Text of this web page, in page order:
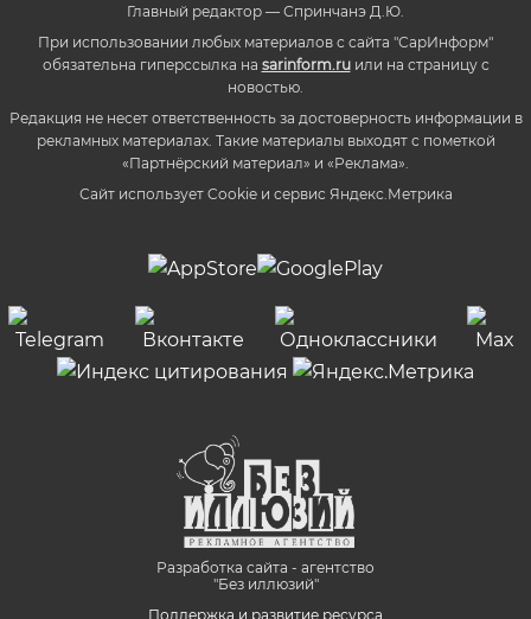
Главный редактор — Спринчанэ Д.Ю.
При использовании любых материалов с сайта "СарИнформ"
обязательна гиперссылка на sarinform.ruили на страницу с
новостью.
Редакция не несет ответственность за достоверность информации в
рекламных материалах. Такие материалы выходят с пометкой
«Партнёрский материал» и «Реклама».
Сайт использует Cookie и сервиc Яндекс.Метрика
Разработка сайта - агентство
"Без иллюзий"
Поддержка и развитие ресурса